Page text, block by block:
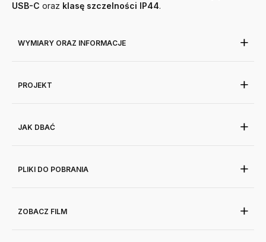
USB-C oraz klasę szczelności IP44.
WYMIARY ORAZ INFORMACJE
PROJEKT
JAK DBAĆ
PLIKI DO POBRANIA
ZOBACZ FILM